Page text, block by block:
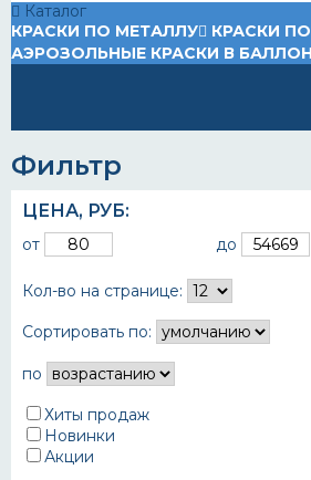
Каталог
КРАСКИ ПО МЕТАЛЛУ
КРАСКИ
АЭРОЗОЛЬНЫЕ КРАСКИ В
Фильтр
ЦЕНА, РУБ:
от до
Кол-во на странице:
Сортировать по:
по
Хиты продаж
Новинки
Акции